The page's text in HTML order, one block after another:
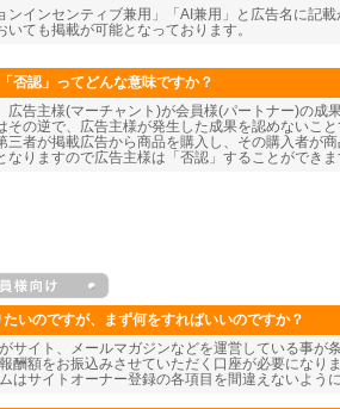
ンインセンティブ兼用」「AI兼用」と広告名に記
いても掲載が可能となっております。
「否認」ってどんな意味ですか？
広告主様(マーチャント)が会員様(パートナー)の成
その逆で、広告主様が発生した成果を認めないこ
三者が掲載広告から商品を購入し、その購入者が
なりますので広告主様は「否認」することができ
いのですが、まず何をすればいいのですか？
サイト、メールマガジンなどを運営している事が
酬額をお振込みさせていただく口座が必要になり
はサイトオーナー登録の各項目を間違えないよう